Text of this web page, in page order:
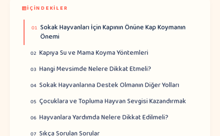
İÇINDEKILER
01 Sokak Hayvanları İçin Kapının Önüne Kap Koymanın
Önemi
02 Kapıya Su ve Mama Koyma Yöntemleri
03 Hangi Mevsimde Nelere Dikkat Etmeli?
04 Sokak Hayvanlarına Destek Olmanın Diğer Yolları
05 Çocuklara ve Topluma Hayvan Sevgisi Kazandırmak
06 Hayvanlara Yardımda Nelere Dikkat Edilmeli?
07 Sıkça Sorulan Sorular